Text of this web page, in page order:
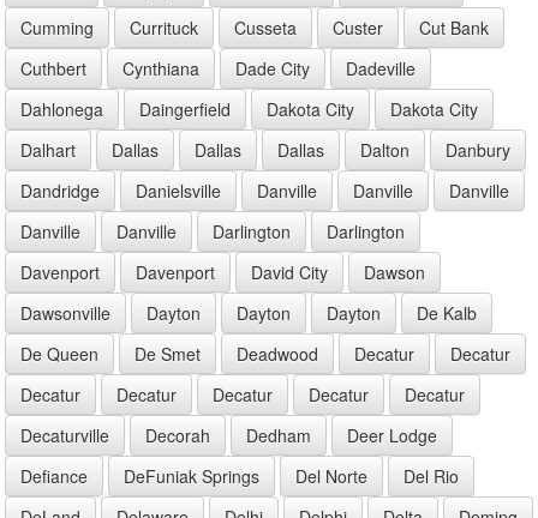
Cumming
Currituck Cusseta Custer
Cut Bank
Cuthbert
Cynthiana Dade City
Dadeville
Dahlonega
Daingerfield Dakota City
Dakota City
Dalhart
Dallas Dallas Dallas Dalton
Danbury
Dandridge
Danielsville Danville Danville
Danville
Danville
Danville Darlington
Darlington
Davenport
Davenport David City
Dawson
Dawsonville
Dayton Dayton Dayton
De Kalb
De Queen
De Smet Deadwood Decatur
Decatur
Decatur
Decatur Decatur Decatur
Decatur
Decaturville
Decorah Dedham
Deer Lodge
Defiance
DeFuniak Springs Del Norte
Del Rio